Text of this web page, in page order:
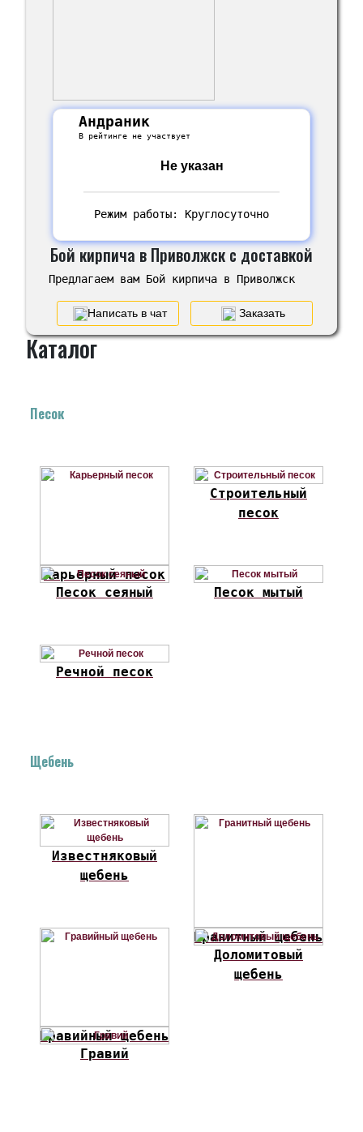
Андраник
В рейтинге не участвует
Не указан
Режим работы: Круглосуточно
Бой кирпича в Приволжск с доставкой
Предлагаем вам Бой кирпича в Приволжск
Написать в чат Заказать
Каталог
Песок
Карьерный песок
Строительный
песок
Песок сеяный Песок мытый
Речной песок
Щебень
Известняковый
щебень
Гранитный щебень
Гравийный щебень
Доломитовый
щебень
Гравий